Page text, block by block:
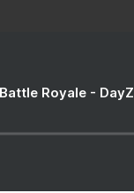
Royale - DayZ